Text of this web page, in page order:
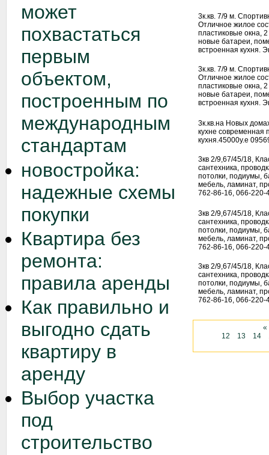
может
похвастаться
первым
объектом,
построенным по
международным
стандартам
новостройка:
надежные схемы
покупки
Квартира без
ремонта:
правила аренды
Как правильно и
выгодно сдать
квартиру в
аренду
Выбор участка
под
строительство
3к.кв. 7/9 м.
Отличное жилое
пластиковые окна,
новые батареи,
встроенная кухня.
3к.кв. 7/9 м.
Отличное жилое
пластиковые окна,
новые батареи,
встроенная кухня.
3к.кв.на Новых
кухне современная
кухня.45000у.е
3кв 2/9,67/45/18,
сантехника,
потолки, подиумы,
мебель, ламинат,
762-86-16, 066-220-
3кв 2/9,67/45/18,
сантехника,
потолки, подиумы,
мебель, ламинат,
762-86-16, 066-220-
3кв 2/9,67/45/18,
сантехника,
потолки, подиумы,
мебель, ламинат,
762-86-16, 066-220-
«
12
13 14